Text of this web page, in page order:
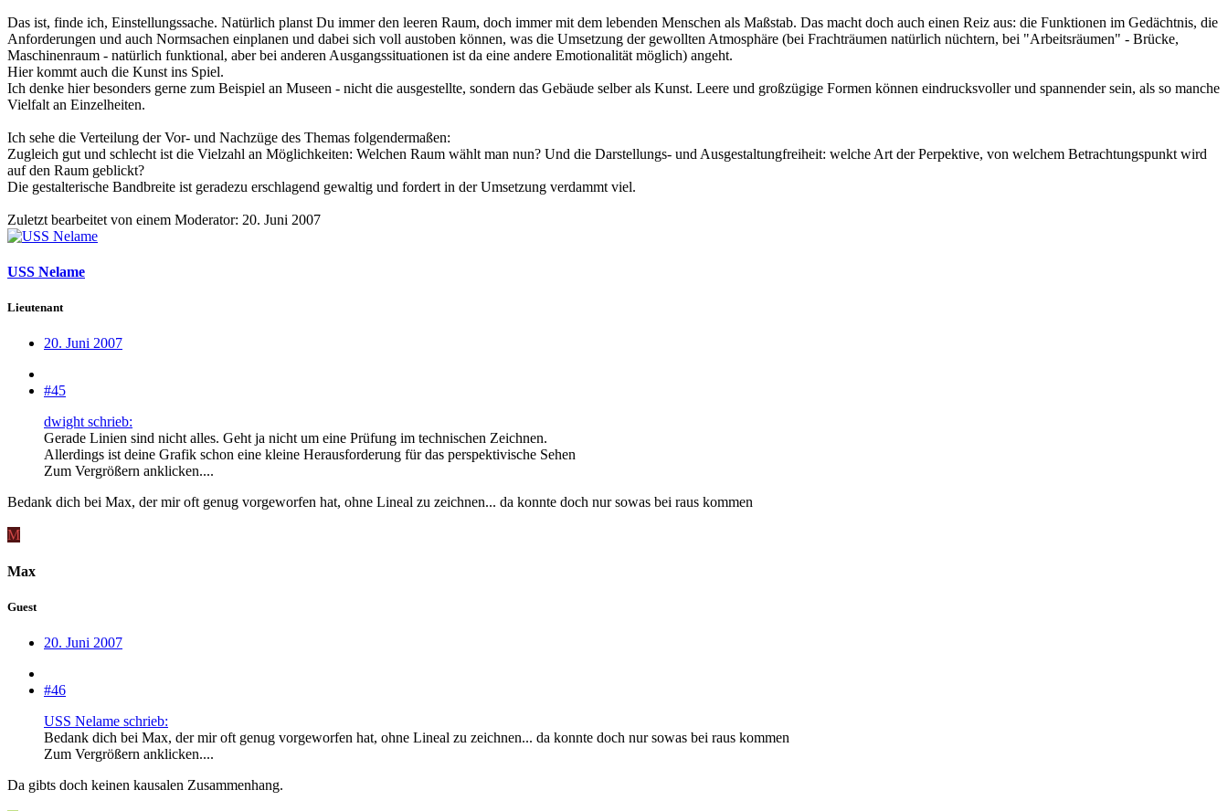
Das ist, finde ich, Einstellungssache. Natürlich planst Du immer den leeren Raum, doch immer mit dem lebenden Menschen als Maßstab. Das macht doch auch einen Reiz aus: die Funktionen im Gedächtnis, die
Anforderungen und auch Normsachen einplanen und dabei sich voll austoben können, was die Umsetzung der gewollten Atmosphäre (bei Frachträumen natürlich nüchtern, bei "Arbeitsräumen" - Brücke,
Maschinenraum - natürlich funktional, aber bei anderen Ausgangssituationen ist da eine andere Emotionalität möglich) angeht.
Hier kommt auch die Kunst ins Spiel.
Ich denke hier besonders gerne zum Beispiel an Museen - nicht die ausgestellte, sondern das Gebäude selber als Kunst. Leere und großzügige Formen können eindrucksvoller und spannender sein, als so manche
Vielfalt an Einzelheiten.
Ich sehe die Verteilung der Vor- und Nachzüge des Themas folgendermaßen:
Zugleich gut und schlecht ist die Vielzahl an Möglichkeiten: Welchen Raum wählt man nun? Und die Darstellungs- und Ausgestaltungfreiheit: welche Art der Perpektive, von welchem Betrachtungspunkt wird
auf den Raum geblickt?
Die gestalterische Bandbreite ist geradezu erschlagend gewaltig und fordert in der Umsetzung verdammt viel.
Zuletzt bearbeitet von einem Moderator: 20. Juni 2007
USS Nelame
Lieutenant
20. Juni 2007
#45
dwight schrieb:
Gerade Linien sind nicht alles. Geht ja nicht um eine Prüfung im technischen Zeichnen.
Allerdings ist deine Grafik schon eine kleine Herausforderung für das perspektivische Sehen
Zum Vergrößern anklicken....
Bedank dich bei Max, der mir oft genug vorgeworfen hat, ohne Lineal zu zeichnen... da konnte doch nur sowas bei raus kommen
M
Max
Guest
20. Juni 2007
#46
USS Nelame schrieb:
Bedank dich bei Max, der mir oft genug vorgeworfen hat, ohne Lineal zu zeichnen... da konnte doch nur sowas bei raus kommen
Zum Vergrößern anklicken....
Da gibts doch keinen kausalen Zusammenhang.